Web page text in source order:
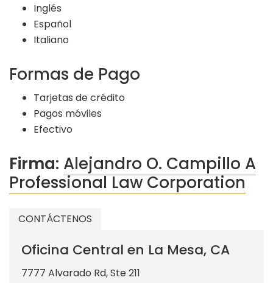
Inglés
Español
Italiano
Formas de Pago
Tarjetas de crédito
Pagos móviles
Efectivo
Firma: Alejandro O. Campillo A
Professional Law Corporation
CONTÁCTENOS
Oficina Central en La Mesa, CA
7777 Alvarado Rd, Ste 211